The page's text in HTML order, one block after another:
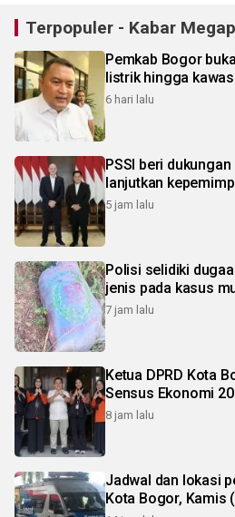
Terpopuler - Kabar
Pemkab Bogor
listrik hingga
6 hari lalu
PSSI beri
lanjutkan
5 jam lalu
Polisi selidiki
jenis pada kasus
7 jam lalu
Ketua DPRD Kota
Sensus Ekonomi
8 jam lalu
Jadwal dan lokasi
Kota Bogor, Kamis